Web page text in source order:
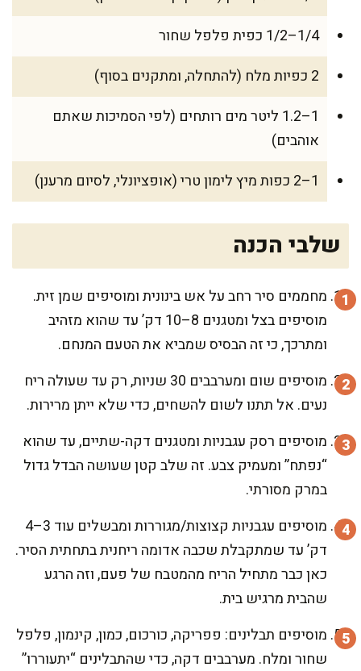
1/4–1/2 כפית פלפל שחור
2 כפיות מלח (להתחלה, ומתקנים בסוף)
1–1.2 ליטר מים רותחים (לפי הסמיכות שאתם
אוהבים)
1–2 כפות מיץ לימון טרי (אופציונלי, לסיום מרענן)
שלבי הכנה
מחממים סיר רחב על אש בינונית ומוסיפים שמן זית.
מוסיפים בצל ומטגנים 8–10 דק’ עד שהוא מזהיב
ומתרכך, כי זה הבסיס שמביא את הטעם המנחם.
מוסיפים שום ומערבבים 30 שניות, רק עד שעולה ריח
נעים. אל תתנו לשום להשחים, כדי שלא ייתן מרירות.
מוסיפים רסק עגבניות ומטגנים דקה-שתיים, עד שהוא
“נפתח” ומעמיק צבע. זה שלב קטן שעושה הבדל גדול
במרק מסורתי.
מוסיפים עגבניות קצוצות/מגוררות ומבשלים עוד 3–4
דק’ עד שמתקבלת שכבה אדומה ריחנית בתחתית הסיר.
כאן כבר מתחיל הריח מהמטבח של פעם, וזה הרגע
שהבית מרגיש בית.
מוסיפים תבלינים: פפריקה, כורכום, כמון, קינמון, פלפל
שחור ומלח. מערבבים דקה, כדי שהתבלינים “יתעוררו”